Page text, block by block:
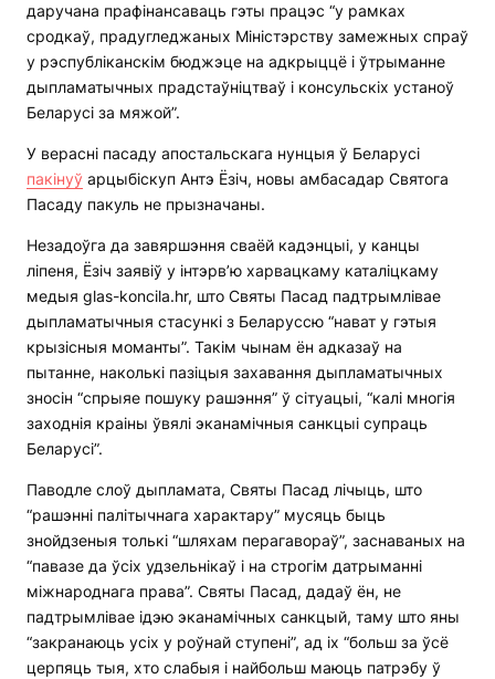
даручана прафінансаваць гэты працэс “у рамках
сродкаў, прадугледжаных Міністэрству замежных спраў
у рэспубліканскім бюджэце на адкрыццё і ўтрыманне
дыпламатычных прадстаўніцтваў і консульскіх устаноў
Беларусі за мяжой”.
У верасні пасаду апостальскага нунцыя ў Беларусі
пакінуў арцыбіскуп Антэ Ёзіч, новы амбасадар Святога
Пасаду пакуль не прызначаны.
Незадоўга да завяршэння сваёй кадэнцыі, у канцы
ліпеня, Ёзіч заявіў у інтэрв’ю харвацкаму каталіцкаму
медыя glas-koncila.hr, што Святы Пасад падтрымлівае
дыпламатычныя стасункі з Беларуссю “нават у гэтыя
крызісныя моманты”. Такім чынам ён адказаў на
пытанне, наколькі пазіцыя захавання дыпламатычных
зносін “спрыяе пошуку рашэння” ў сітуацыі, “калі многія
заходнія краіны ўвялі эканамічныя санкцыі супраць
Беларусі”.
Паводле слоў дыпламата, Святы Пасад лічыць, што
“рашэнні палітычнага характару” мусяць быць
знойдзеныя толькі “шляхам перагавораў”, заснаваных на
“павазе да ўсіх удзельнікаў і на строгім датрыманні
міжнароднага права”. Святы Пасад, дадаў ён, не
падтрымлівае ідэю эканамічных санкцый, таму што яны
“закранаюць усіх у роўнай ступені”, ад іх “больш за ўсё
церпяць тыя, хто слабыя і найбольш маюць патрэбу ў